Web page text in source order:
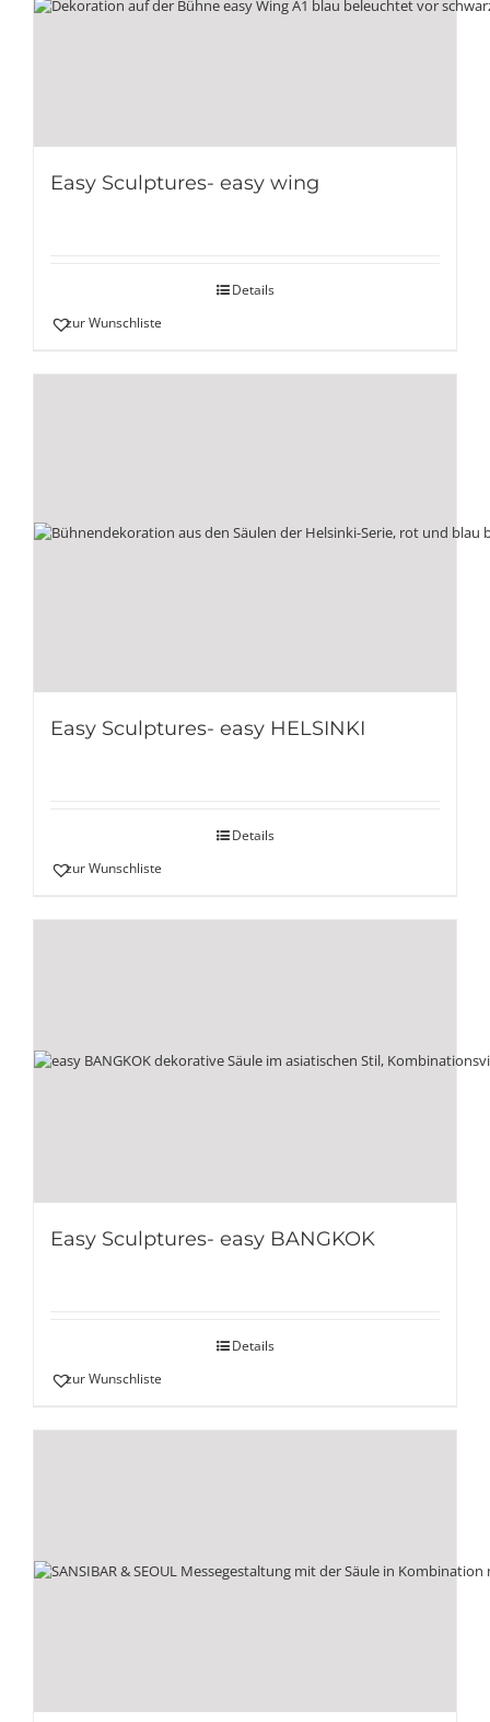
Easy Sculptures- easy wing
Details
zur Wunschliste
Easy Sculptures- easy HELSINKI
Details
zur Wunschliste
Easy Sculptures- easy BANGKOK
Details
zur Wunschliste